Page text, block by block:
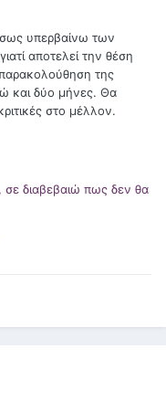
υπερβαίνω των
αποτελεί την θέση
της
και δύο μήνες. Θα
στο μέλλον.
διαβεβαιώ πως δεν θα